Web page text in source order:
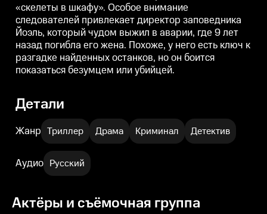
«скелеты в шкафу». Особое внимание
следователей привлекает директор заповедника
Йоэль, который чудом выжил в аварии, где 9 лет
назад погибла его жена. Похоже, у него есть ключ к
разгадке найденных останков, но он боится
показаться безумцем или убийцей.
Детали
Жанр Триллер Драма Криминал Детектив
Аудио Русский
Актёры и съёмочная группа